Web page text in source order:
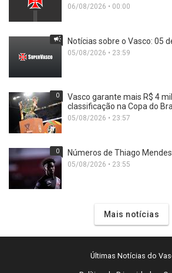
06/08/2026 • 00:00
Notícias sobre o Vasco: 05
05/08/2026 • 23:59
0
Vasco garante mais R$ 4
classificação na Copa do
05/08/2026 • 23:57
0 Números de Thiago
05/08/2026 • 23:55
Mais notícias
Últimas Notícias do